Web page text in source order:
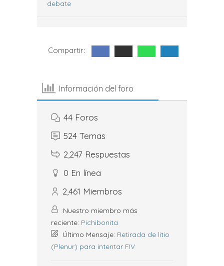
debate
Compartir:
Información del foro
44 Foros
524 Temas
2,247 Respuestas
0 En línea
2,461 Miembros
reciente: Pichibonita
Último Mensaje: Retirada de litio
(Plenur) para intentar FIV